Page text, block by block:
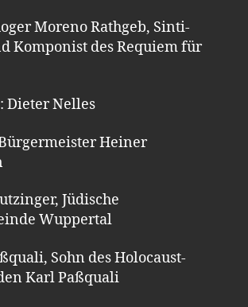
Moreno Rathgeb, Sinti-
Komponist des Requiem für
Dieter Nelles
Heiner
Jüdische
Wuppertal
Sohn des Holocaust-
Karl Paßquali